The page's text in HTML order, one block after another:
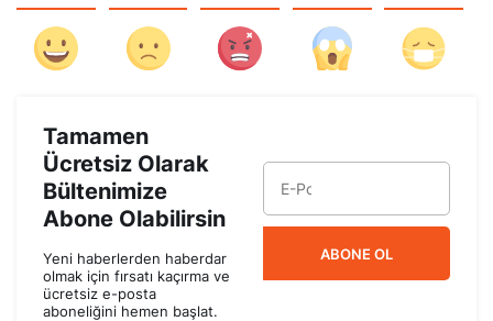
Tamamen
Ücretsiz Olarak
Bültenimize
Abone Olabilirsin
Yeni haberlerden haberdar
olmak için fırsatı kaçırma ve
ücretsiz e-posta
aboneliğini hemen başlat.
ABONE OL